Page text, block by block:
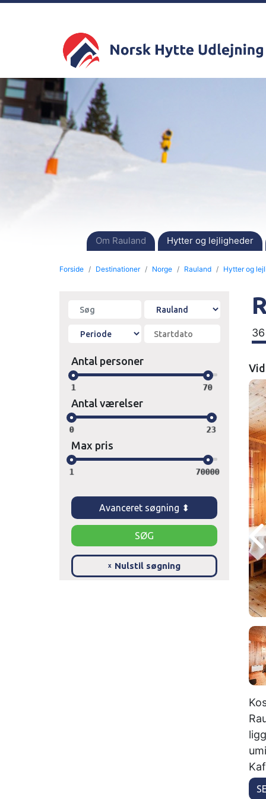
Om Rauland Hytter og lejligheder
Forside Destinationer Norge Rauland Hytter og
Antal personer
1 70
Antal værelser
0 23
Max pris
1 70000
Avanceret søgning ⬍
x Nulstil søgning